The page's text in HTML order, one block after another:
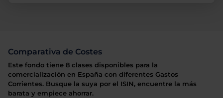
Comparativa de Costes
Este fondo tiene 8 clases disponibles para la
comercialización en España con diferentes Gastos
Corrientes. Busque la suya por el ISIN, encuentre la más
barata y empiece ahorrar.